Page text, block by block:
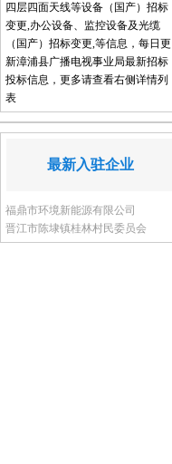
四层四面天线等设备（国产）招标
变更,办公设备、监控设备及光缆
（国产）招标变更,等信息，每日更
新漳浦县广播电视事业局最新招标
投标信息，更多请查看右侧详情列
表
最新入驻企业
福鼎市环境新能源有限公司
晋江市陈埭镇桂林村民委员会